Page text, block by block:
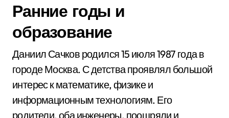
Ранние годы и
образование
Даниил Сачков родился 15 июля 1987 года в
городе Москва. С детства проявлял большой
интерес к математике, физике и
информационным технологиям. Его
родители, оба инженеры, поощряли и